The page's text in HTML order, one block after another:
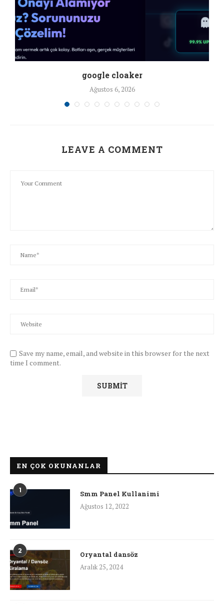
google cloaker
Ağustos 6, 2026
LEAVE A COMMENT
Save my name, email, and website in this browser for the next
time I comment.
EN ÇOK OKUNANLAR
1
Smm Panel Kullanimi
Ağustos 12, 2022
2
Oryantal dansöz
Aralık 25, 2024